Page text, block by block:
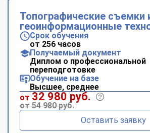
Топографические съемки
геоинформационные
Срок обучения
от 256 часов
Получаемый документ
Диплом о профессиональной
переподготовке
Обучение на базе
Высшее, среднее
от 32 980 руб.
от 54 980 руб.
Оставить заявку